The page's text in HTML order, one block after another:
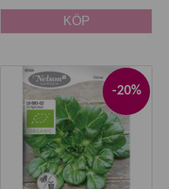
KÖP
-20%